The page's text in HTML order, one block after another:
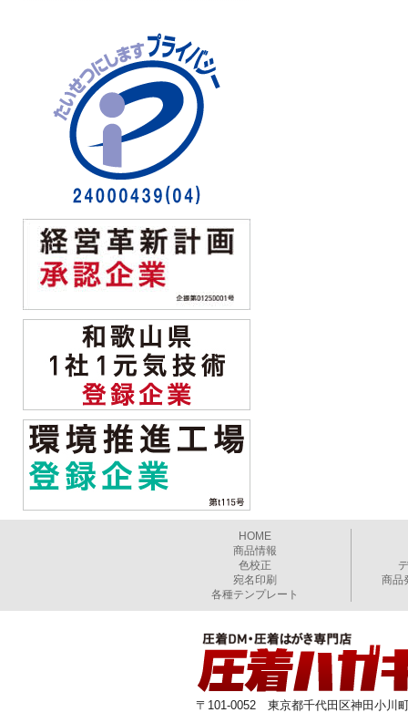
HOME
商品情報
色校正
宛名印刷
各種テンプレート
商品
〒101-0052 東京都千代田区神田小川